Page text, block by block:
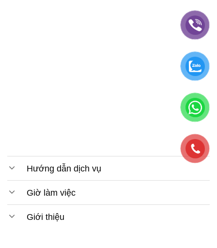
Hướng dẫn dịch vụ
Giờ làm việc
Giới thiệu